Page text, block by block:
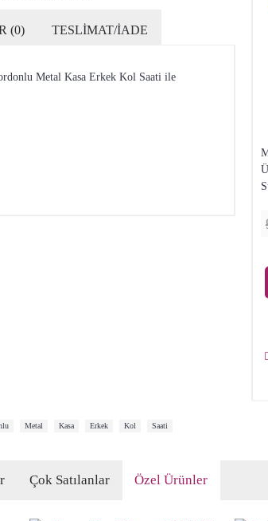
(0) TESLİMAT/İADE
Metal Kasa Erkek Kol Saati ile
Metal Kasa Erkek Kol Saati
Çok Satılanlar Özel Ürünler